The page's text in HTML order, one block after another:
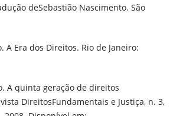
deSebastião Nascimento. São
A Era dos Direitos. Rio de Janeiro:
A quinta geração de direitos
DireitosFundamentais e Justiça, n. 3,